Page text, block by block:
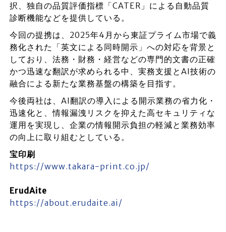
択、独自の品質評価指標「CATER」による自動品質
診断機能などを提供している。
今回の提携は、2025年4月から東証プライム市場で義
務化された「英文による同時開示」への対応を背景と
しており、法務・財務・経営などの専門的文書の正確
かつ迅速な翻訳が求められる中、実務支援とAI技術の
融合による新たな業務基盤の構築を目指す。
今後両社は、AI翻訳の導入による開示業務の省力化・
迅速化と、情報漏洩リスクを抑えた高セキュリティな
運用を実現し、企業の情報開示負担の軽減と業務効率
の向上に取り組むとしている。
宝印刷
https://www.takara-print.co.jp/
ErudAite
https://about.erudaite.ai/